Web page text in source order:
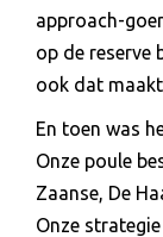
approach-
op de reserve
ook dat
En toen was
Onze poule
Zaanse, De
Onze